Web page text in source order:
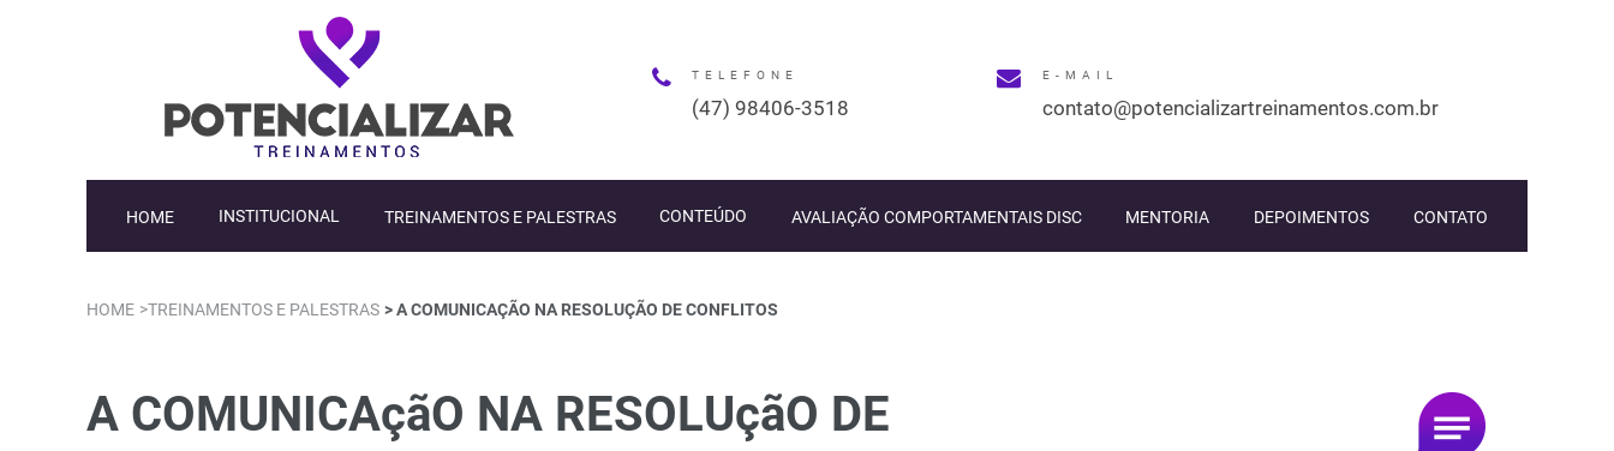
TELEFONE
(47) 98406-3518
E-MAIL
contato@potencializartreinamentos.com.br
HOME INSTITUCIONAL TREINAMENTOS E PALESTRAS CONTEÚDO AVALIAÇÃO COMPORTAMENTAIS DISC MENTORIA DEPOIMENTOS CONTATO
HOME >TREINAMENTOS E PALESTRAS > A COMUNICAÇÃO NA RESOLUÇÃO DE CONFLITOS
A COMUNICAçãO NA RESOLUçãO DE